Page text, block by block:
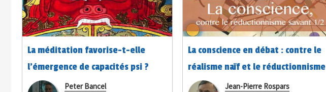
La méditation favorise-t-elle
l’émergence de capacités psi ?
Peter Bancel
La conscience en débat : contre le
réalisme naïf et le réductionnisme
savant 1/2Jean-Pierre Rospars